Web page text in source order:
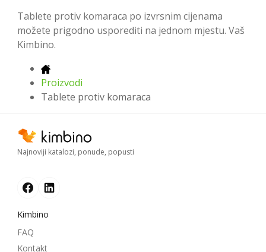
Tablete protiv komaraca po izvrsnim cijenama
možete prigodno usporediti na jednom mjestu. Vaš
Kimbino.
Proizvodi
Tablete protiv komaraca
Najnoviji katalozi, ponude, popusti
Kimbino
FAQ
Kontakt